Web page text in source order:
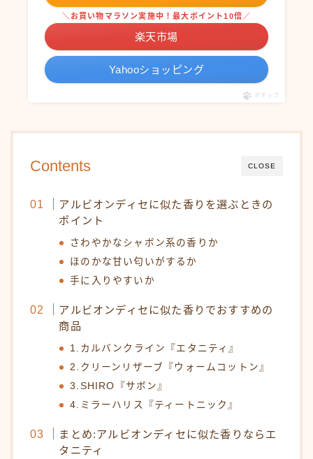
＼お買い物マラソン実施中！最大ポイント10倍／
楽天市場
Yahooショッピング
ポチップ
CLOSE
Contents
アルビオンディセに似た香りを選ぶときの
ポイント
さわやかなシャボン系の香りか
ほのかな甘い匂いがするか
手に入りやすいか
アルビオンディセに似た香りでおすすめの
商品
1.カルバンクライン『エタニティ』
2.クリーンリザーブ『ウォームコットン』
3.SHIRO『サボン』
4.ミラーハリス『ティートニック』
まとめ:アルビオンディセに似た香りならエ
タニティ